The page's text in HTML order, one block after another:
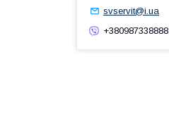
svservit@i.ua
+380987338888